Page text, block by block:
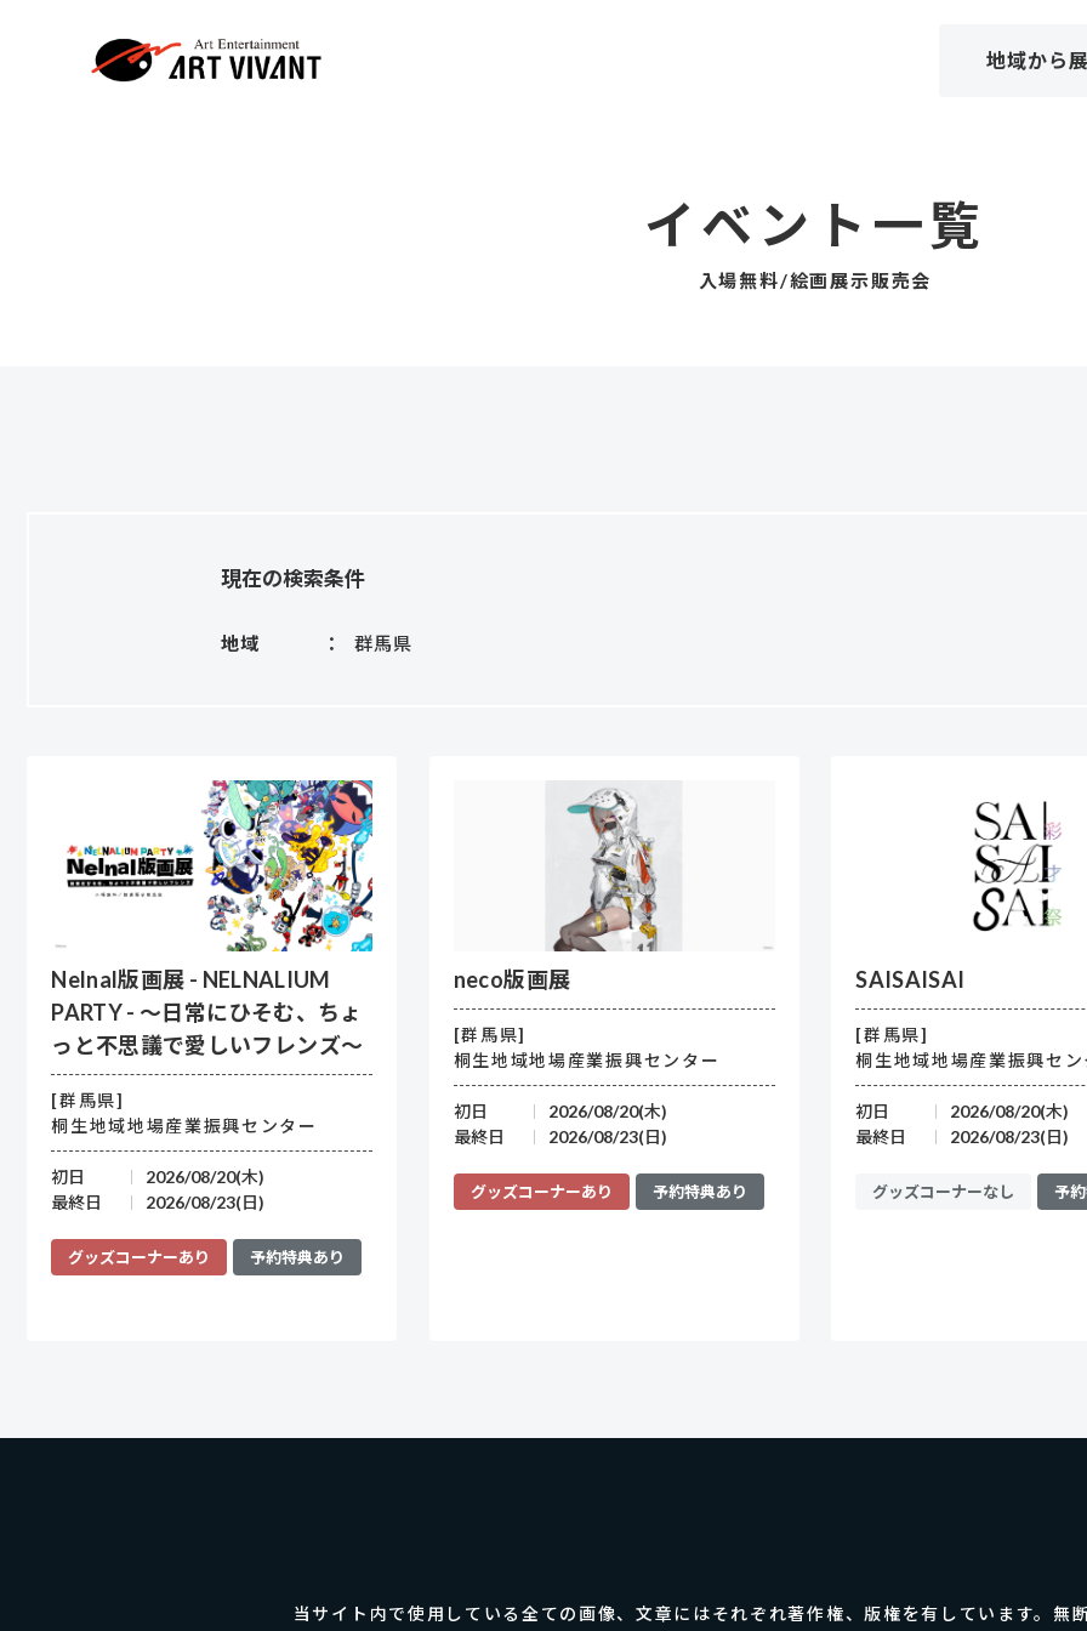
地域から
イベント一覧
入場無料/絵画展示販売会
現在の検索条件
地域 群馬県
Nelnal版画展 - NELNALIUM
PARTY - ～日常にひそむ、ちょ
っと不思議で愛しいフレンズ～
[群馬県]
桐生地域地場産業振興センター
初日
2026/08/20(木)
最終日
2026/08/23(日)
グッズコーナーあり 予約特典あり
neco版画展
[群馬県]
桐生地域地場産業振興センター
初日
2026/08/20(木)
最終日
2026/08/23(日)
グッズコーナーあり 予約特典あり
SAISAISAI
[群馬県]
桐生地域地場産業振興セ
初日
2026/08/20(木)
最終日
2026/08/23(日)
グッズコーナーなし 予
当サイト内で使用している全ての画像、文章にはそれぞれ著作権、版権を有しています。 無